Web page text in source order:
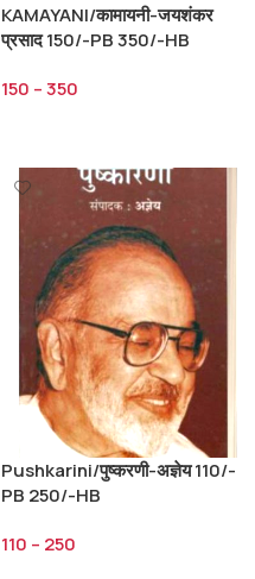
KAMAYANI/कामायनी-जयशंकर
प्रसाद 150/-PB 350/-HB
150 –350
Pushkarini/पुष्करणी-अज्ञेय 110/-
PB 250/-HB
110 – 250